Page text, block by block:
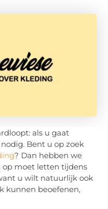
als u gaat
Bent u op zoek
? Dan hebben we
op moet letten tijdens
u wilt natuurlijk ook
kunnen beoefenen,